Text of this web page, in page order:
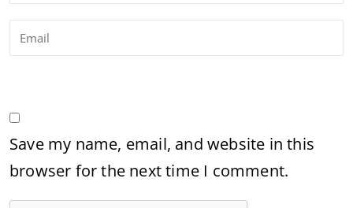
Save my name, email, and website in this
browser for the next time I comment.